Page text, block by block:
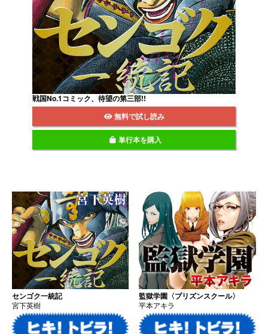
戦国No.1コミック、待望の第三部!!
無料で試し読み
単行本を購入
センゴク一統記
宮下英樹
監獄学園〈プリズンスクール〉
平本アキラ